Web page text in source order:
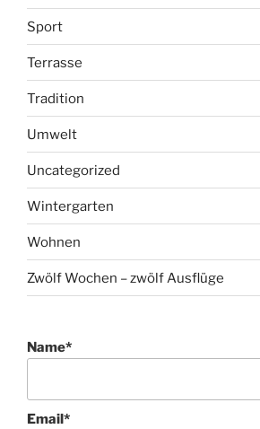
Sport
Terrasse
Tradition
Umwelt
Uncategorized
Wintergarten
Wohnen
Zwölf Wochen – zwölf Ausflüge
Name*
Email*